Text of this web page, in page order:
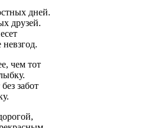
дней.
друзей.
чем тот
забот